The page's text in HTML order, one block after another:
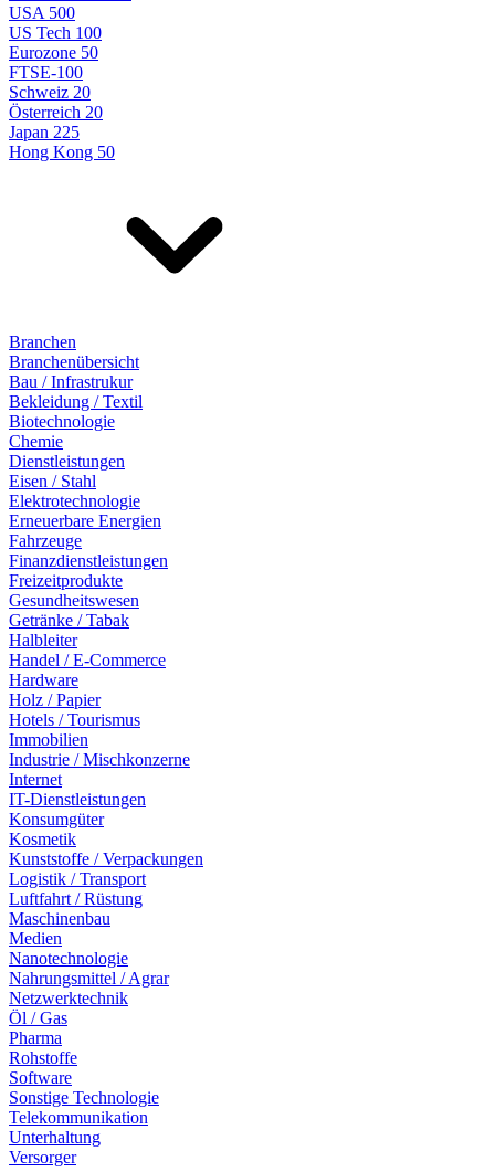
USA 500
US Tech 100
Eurozone 50
FTSE-100
Schweiz 20
Österreich 20
Japan 225
Hong Kong 50
Branchen
Branchenübersicht
Bau / Infrastrukur
Bekleidung / Textil
Biotechnologie
Chemie
Dienstleistungen
Eisen / Stahl
Elektrotechnologie
Erneuerbare Energien
Fahrzeuge
Finanzdienstleistungen
Freizeitprodukte
Gesundheitswesen
Getränke / Tabak
Halbleiter
Handel / E-Commerce
Hardware
Holz / Papier
Hotels / Tourismus
Immobilien
Industrie / Mischkonzerne
Internet
IT-Dienstleistungen
Konsumgüter
Kosmetik
Kunststoffe / Verpackungen
Logistik / Transport
Luftfahrt / Rüstung
Maschinenbau
Medien
Nanotechnologie
Nahrungsmittel / Agrar
Netzwerktechnik
Öl / Gas
Pharma
Rohstoffe
Software
Sonstige Technologie
Telekommunikation
Unterhaltung
Versorger